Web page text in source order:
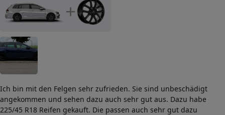
+
Ich bin mit den Felgen sehr zufrieden. Sie sind unbeschädigt
angekommen und sehen dazu auch sehr gut aus. Dazu habe
225/45 R18 Reifen gekauft. Die passen auch sehr gut dazu